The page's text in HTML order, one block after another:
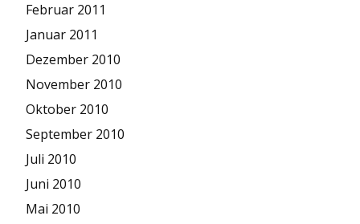
Februar 2011
Januar 2011
Dezember 2010
November 2010
Oktober 2010
September 2010
Juli 2010
Juni 2010
Mai 2010